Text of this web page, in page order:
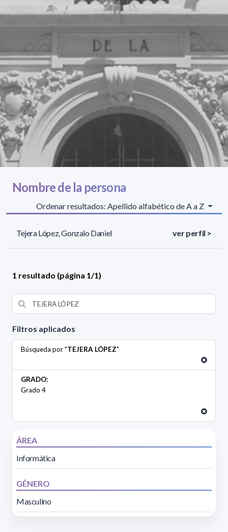
Filtros aplicados
Búsqueda por "TEJERA LÓPEZ"
GRADO:
Grado 4
ÁREA
Informática
GÉNERO
Masculino
Nombre de la persona
Ordenar resultados: Apellido alfabético de A a Z
Tejera López, Gonzalo Daniel ver perfil >
1 resultado (página 1/1)